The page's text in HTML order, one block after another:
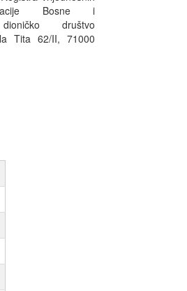
Bosne i
društvo
Tita 62/II, 71000